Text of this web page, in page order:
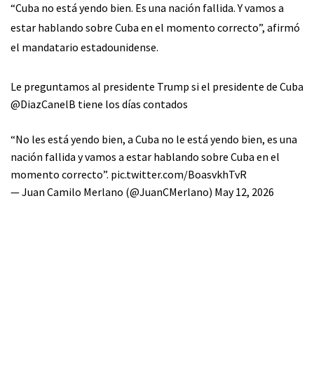
“Cuba no está yendo bien. Es una nación fallida. Y vamos a
estar hablando sobre Cuba en el momento correcto”, afirmó
el mandatario estadounidense.
Le preguntamos al presidente Trump si el presidente de Cuba
@DiazCanelB tiene los días contados
“No les está yendo bien, a Cuba no le está yendo bien, es una
nación fallida y vamos a estar hablando sobre Cuba en el
momento correcto”. pic.twitter.com/BoasvkhTvR
— Juan Camilo Merlano (@JuanCMerlano) May 12, 2026